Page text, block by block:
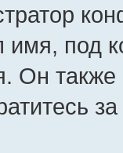
имя, под
Он